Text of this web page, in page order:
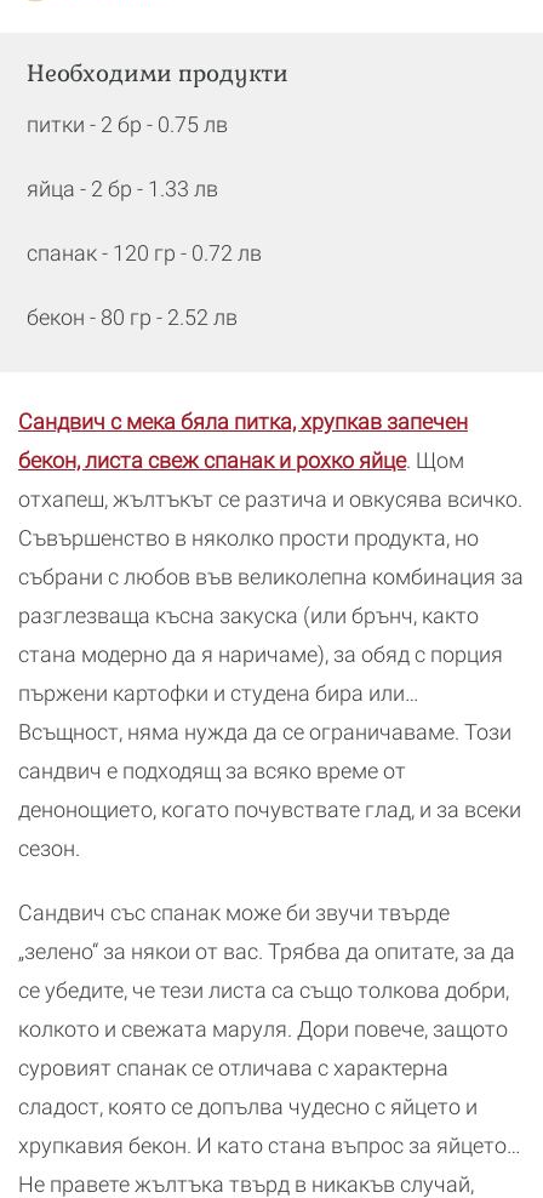
Необходими продукти
питки - 2 бр - 0.75 лв
яйца - 2 бр - 1.33 лв
спанак - 120 гр - 0.72 лв
бекон - 80 гр - 2.52 лв
Сандвич с мека бяла питка, хрупкав запечен
бекон, листа свеж спанак и рохко яйце. Щом
отхапеш, жълтъкът се разтича и овкусява всичко.
Съвършенство в няколко прости продукта, но
събрани с любов във великолепна комбинация за
разглезваща късна закуска (или брънч, както
стана модерно да я наричаме), за обяд с порция
пържени картофки и студена бира или…
Всъщност, няма нужда да се ограничаваме. Този
сандвич е подходящ за всяко време от
денонощието, когато почувствате глад, и за всеки
сезон.
Сандвич със спанак може би звучи твърде
„зелено“ за някои от вас. Трябва да опитате, за да
се убедите, че тези листа са също толкова добри,
колкото и свежата маруля. Дори повече, защото
суровият спанак се отличава с характерна
сладост, която се допълва чудесно с яйцето и
хрупкавия бекон. И като стана въпрос за яйцето…
Не правете жълтъка твърд в никакъв случай,